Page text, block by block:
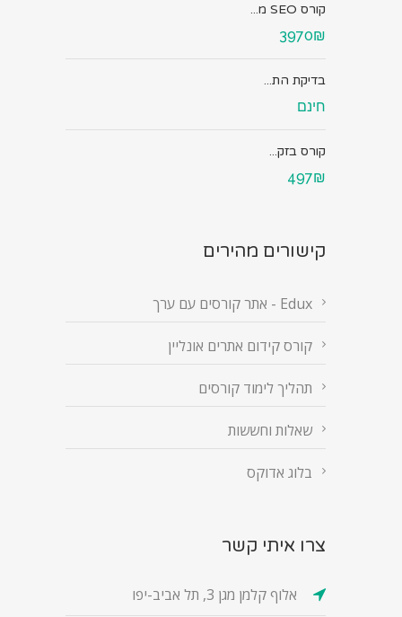
קורס SEO מ...
3970₪
בדיקת הת...
חינם
קורס בזק...
497₪
קישורים מהירים
Edux - אתר קורסים עם ערך
קורס קידום אתרים אונליין
תהליך לימוד קורסים
שאלות וחששות
בלוג אדוקס
צרו איתי קשר
אלוף קלמן מגן 3, תל אביב-יפו